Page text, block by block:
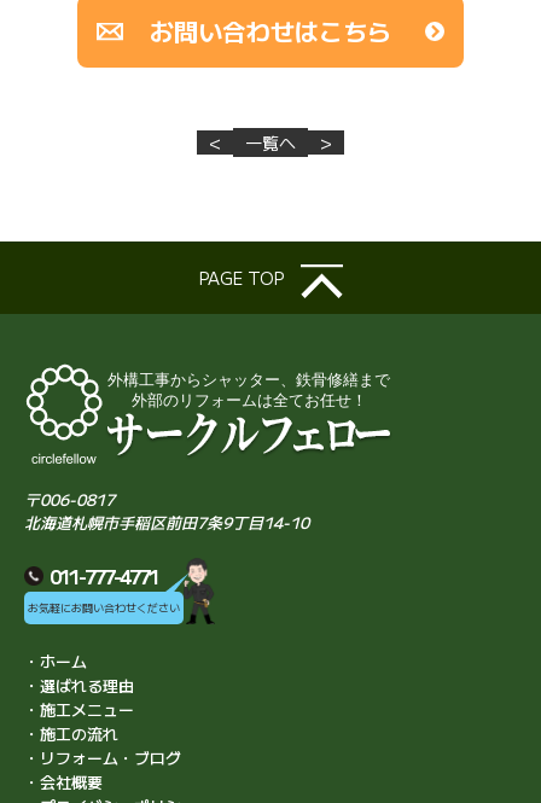
お問い合わせはこちら
< 一覧へ >
PAGE TOP
〒006-0817
北海道札幌市手稲区前田7条9丁目14-10
011-777-4771
お気軽にお問い合わせください
・ホーム
・選ばれる理由
・施工メニュー
・施工の流れ
・リフォーム・ブログ
・会社概要